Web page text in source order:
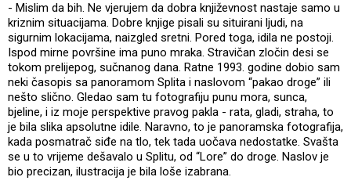
- Mislim da bih. Ne vjerujem da dobra književnost nastaje samo u
kriznim situacijama. Dobre knjige pisali su situirani ljudi, na
sigurnim lokacijama, naizgled sretni. Pored toga, idila ne postoji.
Ispod mirne površine ima puno mraka. Stravičan zločin desi se
tokom prelijepog, sučnanog dana. Ratne 1993. godine dobio sam
neki časopis sa panoramom Splita i naslovom “pakao droge” ili
nešto slično. Gledao sam tu fotografiju punu mora, sunca,
bjeline, i iz moje perspektive pravog pakla - rata, gladi, straha, to
je bila slika apsolutne idile. Naravno, to je panoramska fotografija,
kada posmatrač siđe na tlo, tek tada uočava nedostatke. Svašta
se u to vrijeme dešavalo u Splitu, od “Lore” do droge. Naslov je
bio precizan, ilustracija je bila loše izabrana.